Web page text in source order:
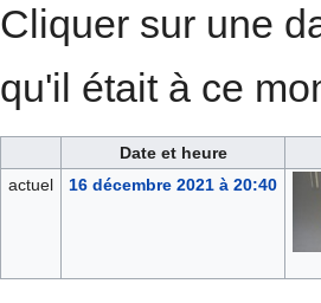
Cliquer sur une
qu'il était à ce
Date et heure
actuel
16 décembre 2021 à 20:40